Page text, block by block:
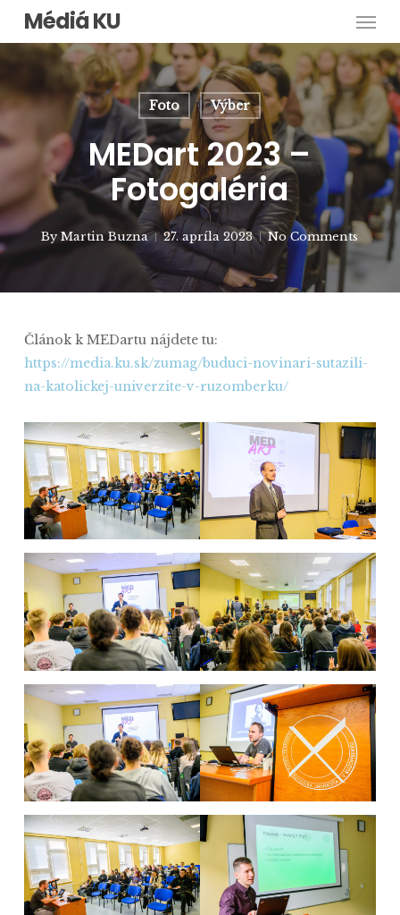
Skip
main
content
Médiá KU
Foto Výber
MEDart 2023 –
Fotogaléria
By Martin Buzna 27. apríla 2023 No Comments
Článok k MEDartu nájdete tu:
https://media.ku.sk/zumag/buduci-novinari-sutazili-
na-katolickej-univerzite-v-ruzomberku/